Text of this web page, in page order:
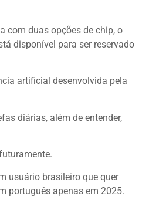
com duas opções de chip, o
disponível para ser reservado
artificial desenvolvida pela
diárias, além de entender,
usuário brasileiro que quer
português apenas em 2025.